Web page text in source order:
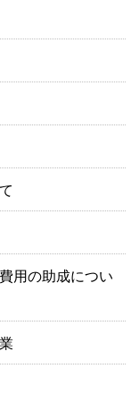
用の助成につい